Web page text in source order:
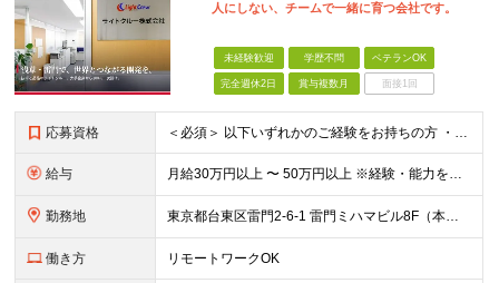
人にしない、チームで一緒に育つ会社です。
未経験歓迎 学歴不問 ベテランOK
完全週休2日 賞与複数月 面接1回
応募資格 ＜必須＞ 以下いずれかのご経験をお持ちの方 ・C／C++／Java／C#などでのシステム開発経験 ・サーバ／ネットワークの構築・運用保守のご経験 ※「多重下請けで上流に関われない」「1人常駐が続いてい
給与 月給30万円以上 〜 50万円以上 ※経験・能力を考慮のうえ、当社規定により優遇します。 ※年俸制（月給として支給）。 ※想定年収400万〜700万円。 【給与体系】 ・昇給：適宜（前年度実績：社員
勤務地 東京都台東区雷門2-6-1 雷門ミハマビル8F（本社） および東京23区内のプロジェクト先 ※常駐先（東京23区内）が変わることはありますが、転勤はありません。 ※社員の約7割が週2〜3日リモート勤
働き方 リモートワークOK